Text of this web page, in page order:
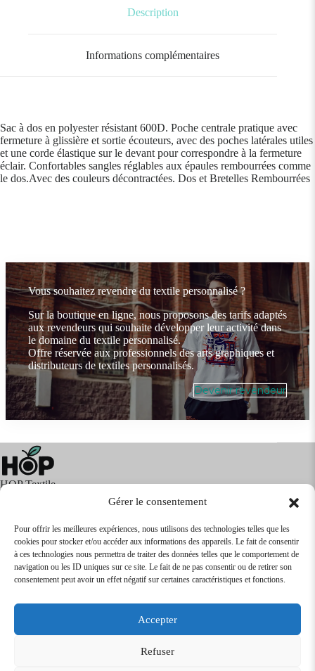
Gérer le consentement
Pour offrir les meilleures expériences, nous utilisons des technologies telles que les
cookies pour stocker et/ou accéder aux informations des appareils. Le fait de consentir
à ces technologies nous permettra de traiter des données telles que le comportement de
navigation ou les ID uniques sur ce site. Le fait de ne pas consentir ou de retirer son
consentement peut avoir un effet négatif sur certaines caractéristiques et fonctions.
Accepter
Refuser
Description
Informations complémentaires
Sac à dos en polyester résistant 600D. Poche centrale pratique avec
fermeture à glissière et sortie écouteurs, avec des poches latérales utiles
et une corde élastique sur le devant pour correspondre à la fermeture
éclair. Confortables sangles réglables aux épaules rembourrées comme
le dos.Avec des couleurs décontractées. Dos et Bretelles Rembourrées
Vous souhaitez revendre du textile personnalisé ?
Sur la boutique en ligne, nous proposons des tarifs adaptés
aux revendeurs qui souhaite développer leur activité dans
le domaine du textile personnalisé.
Offre réservée aux professionnels des arts graphiques et
distributeurs de textiles personnalisés.
Devenir revendeur
HOP Textile
Textile Articles Publicitaires
Infos
Boutique en ligne
Express 24H
Tarifs Revendeurs